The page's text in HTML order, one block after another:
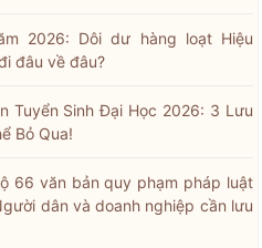
2026: Dôi dư hàng loạt Hiệu
đâu về đâu?
Tuyển Sinh Đại Học 2026: 3 Lưu
Bỏ Qua!
66 văn bản quy phạm pháp luật
dân và doanh nghiệp cần lưu